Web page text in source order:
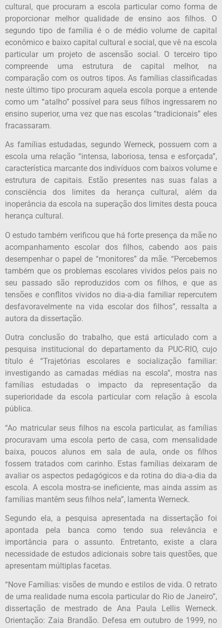
cultural, que procuram a escola particular como forma de
proporcionar melhor qualidade de ensino aos filhos. O
segundo tipo de família é o de médio volume de capital
econômico e baixo capital cultural e social, que vê na escola
particular um projeto de ascensão social. O terceiro tipo
compreende uma estrutura de capital melhor, na
comparação com os outros tipos. As famílias classificadas
neste último tipo procuram aquela escola porque a entende
como um “atalho” possível para seus filhos ingressarem no
ensino superior, uma vez que nas escolas “tradicionais” eles
fracassaram.
As famílias estudadas, segundo Werneck, possuem com a
escola uma relação “intensa, laboriosa, tensa e esforçada”,
característica marcante dos indivíduos com baixos volume e
estrutura de capitais. Estão presentes nas suas falas a
consciência dos limites da herança cultural, além da
inoperância da escola na superação dos limites desta pouca
herança cultural.
O estudo também verificou que há forte presença da mãe no
acompanhamento escolar dos filhos, cabendo aos pais
desempenhar o papel de “monitores” da mãe. “Percebemos
também que os problemas escolares vividos pelos pais no
seu passado são reproduzidos com os filhos, e que as
tensões e conflitos vividos no dia-a-dia familiar repercutem
desfavoravelmente na vida escolar dos filhos”, ressalta a
autora da dissertação.
Outra conclusão do trabalho, que está articulado com a
pesquisa institucional do departamento da PUC-RIO, cujo
título é “Trajetórias escolares e socialização familiar:
investigando as camadas médias na escola”, mostra nas
famílias estudadas o impacto da representação da
superioridade da escola particular com relação à escola
pública.
“Ao matricular seus filhos na escola particular, as famílias
procuravam uma escola perto de casa, com mensalidade
baixa, poucos alunos em sala de aula, onde os filhos
fossem tratados com carinho. Estas famílias deixaram de
avaliar os aspectos pedagógicos e da rotina do dia-a-dia da
escola. A escola mostra-se ineficiente, mas ainda assim as
famílias mantêm seus filhos nela”, lamenta Werneck.
Segundo ela, a pesquisa apresentada na dissertação foi
apontada pela banca como tendo sua relevância e
importância para o assunto. Entretanto, existe a clara
necessidade de estudos adicionais sobre tais questões, que
apresentam múltiplas facetas.
“Nove Famílias: visões de mundo e estilos de vida. O retrato
de uma realidade numa escola particular do Rio de Janeiro”,
dissertação de mestrado de Ana Paula Lellis Werneck.
Orientação: Zaia Brandão. Defesa em outubro de 1999, no